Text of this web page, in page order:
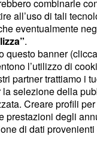
dagli incendi.
, in poche
sugherete,
terrore
è accaduto
e la statale
ricostruzione
combinarle
all’uso di tali
eventualmente
.
questo banner
l’utilizzo di
partner trattiamo i
la selezione della
Creare profili
prestazioni degli
di dati